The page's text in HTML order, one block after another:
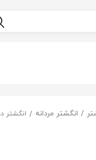
انگشتر مردانه انگشتر